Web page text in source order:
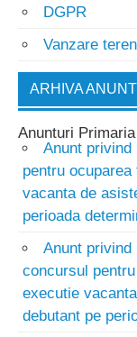
DGPR
Vanzare
ARHIVA
Anunturi
Anunt privind
pentru
vacanta de
perioada
Anunt
concursul
executie
debutant pe